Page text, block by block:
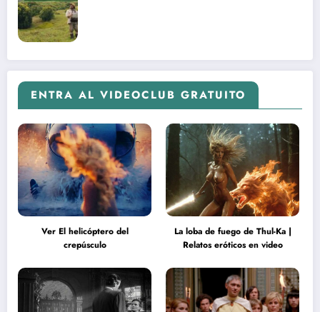
ENTRA AL VIDEOCLUB GRATUITO
Ver El helicóptero del
crepúsculo
La loba de fuego de Thul-Ka |
Relatos eróticos en video